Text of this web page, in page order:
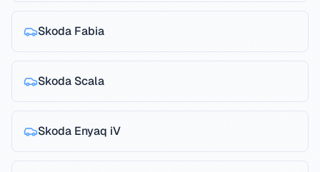
Skoda Fabia
Skoda Scala
Skoda Enyaq iV